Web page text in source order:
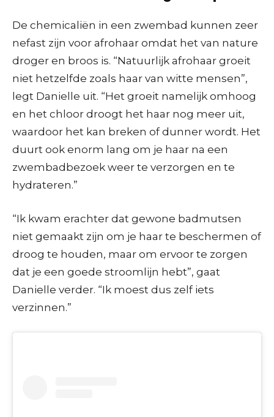
De chemicaliën in een zwembad kunnen zeer
nefast zijn voor afrohaar omdat het van nature
droger en broos is. “Natuurlijk afrohaar groeit
niet hetzelfde zoals haar van witte mensen”,
legt Danielle uit. “Het groeit namelijk omhoog
en het chloor droogt het haar nog meer uit,
waardoor het kan breken of dunner wordt. Het
duurt ook enorm lang om je haar na een
zwembadbezoek weer te verzorgen en te
hydrateren.”
“Ik kwam erachter dat gewone badmutsen
niet gemaakt zijn om je haar te beschermen of
droog te houden, maar om ervoor te zorgen
dat je een goede stroomlijn hebt”, gaat
Danielle verder. “Ik moest dus zelf iets
verzinnen.”